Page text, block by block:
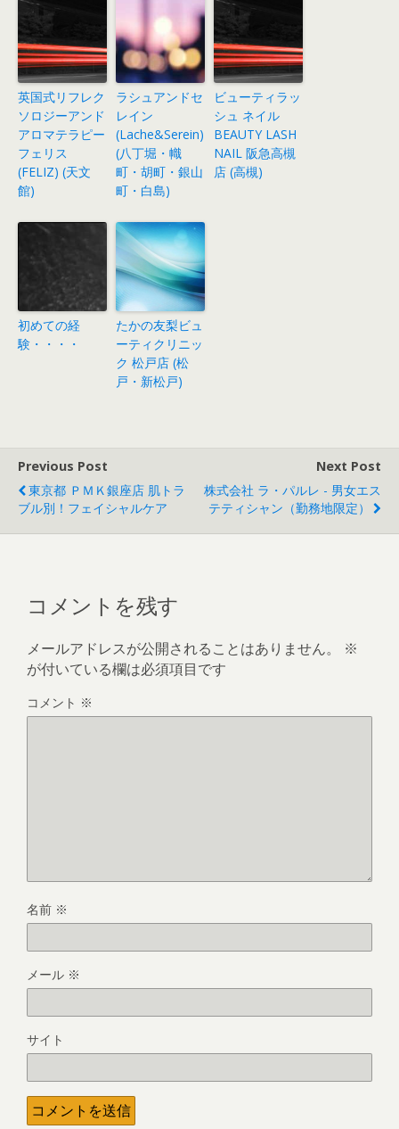
英国式リフレク
ソロジーアンド
アロマテラピー
フェリス
(FELIZ) (天文
館)
ラシュアンドセ
レイン
(Lache&Serein)
(八丁堀・幟
町・胡町・銀山
町・白島)
ビューティラッ
シュ ネイル
BEAUTY LASH
NAIL 阪急高槻
店 (高槻)
初めての経
験・・・・
たかの友梨ビュ
ーティクリニッ
ク 松戸店 (松
戸・新松戸)
Previous Post
東京都 ＰＭＫ銀座店 肌トラ
ブル別！フェイシャルケア
Next Post
株式会社 ラ・パルレ - 男女エス
テティシャン（勤務地限定）
コメントを残す
メールアドレスが公開されることはありません。
※
が付いている欄は必須項目です
コメント ※
名前 ※
メール ※
サイト